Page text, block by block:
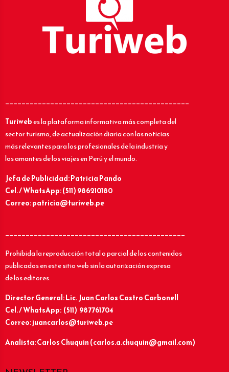
_____________________________________________
Turiwebes la plataforma informativa más completa del
sector turismo, de actualización diaria con las noticias
más relevantes para los profesionales de la industria y
los amantes de los viajes en Perú y el mundo.
Jefa de Publicidad: Patricia Pando
Cel. / WhatsApp: (511) 986210180
Correo: patricia@turiweb.pe
____________________________________________
Prohibida la reproducción total o parcial de los contenidos
publicados en este sitio web sin la autorización expresa
de los editores.
Director General: Lic.Juan Carlos Castro Carbonell
Cel. / WhatsApp: (511) 987761704
Correo: juancarlos@turiweb.pe
Analista: Carlos Chuquín (carlos.a.chuquin@gmail.com)